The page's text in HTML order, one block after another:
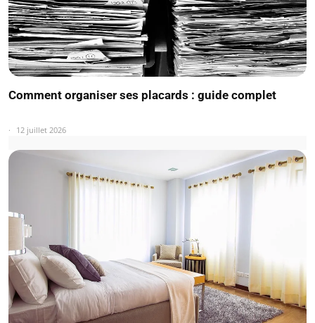
Comment organiser ses placards : guide complet
12 juillet 2026